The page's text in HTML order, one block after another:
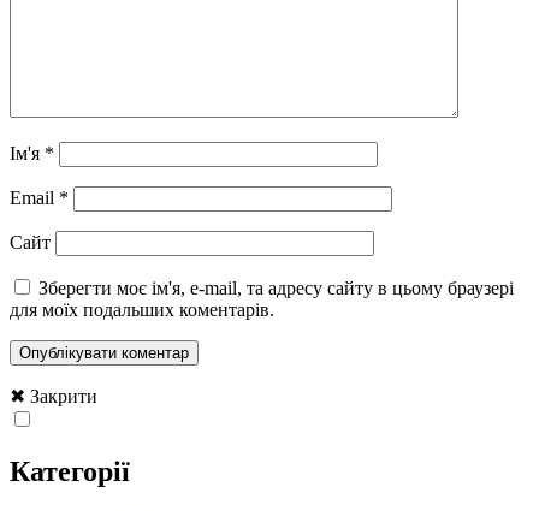
Ім'я *
Email *
Сайт
Зберегти моє ім'я, e-mail, та адресу сайту в цьому браузері
для моїх подальших коментарів.
✖ Закрити
Категорії